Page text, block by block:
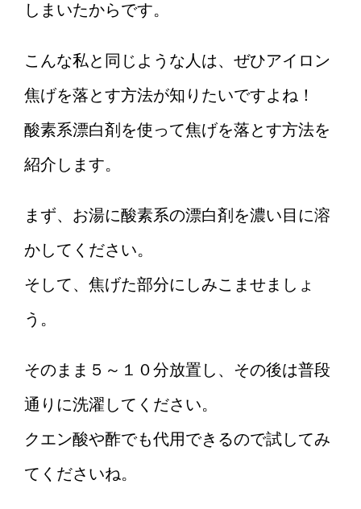
しまいたからです。
こんな私と同じような人は、ぜひアイロン
焦げを落とす方法が知りたいですよね！
酸素系漂白剤を使って焦げを落とす方法を
紹介します。
まず、お湯に酸素系の漂白剤を濃い目に溶
かしてください。
そして、焦げた部分にしみこませましょ
う。
そのまま５～１０分放置し、その後は普段
通りに洗濯してください。
クエン酸や酢でも代用できるので試してみ
てくださいね。